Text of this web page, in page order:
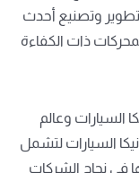
وتصنيع أحدث
ذات الكفاءة
السيارات وعالم
السيارات لتشمل
في نجاح الشركات